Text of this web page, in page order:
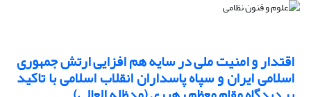
اقتدار و امنیت ملی در سایه هم افزایی ارتش جمهوری
اسلامی ایران و سپاه پاسداران انقلاب اسلامی با تاکید